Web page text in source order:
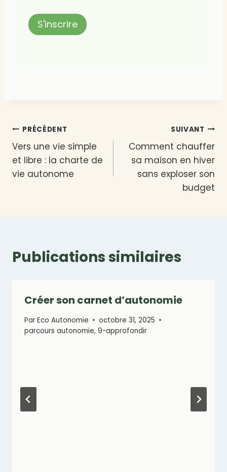
Navigation
de
l’article
PRÉCÉDENT
Vers une vie simple
et libre : la charte de
vie autonome
SUIVANT
Comment chauffer
sa maison en hiver
sans exploser son
budget
Publications similaires
Créer son carnet d’autonomie
ParEco Autonomie
octobre 31, 2025
parcours autonomie, 9-approfondir